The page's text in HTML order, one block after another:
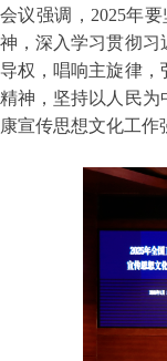
会议强调，2025年
神，深入学习贯彻习
导权，唱响主旋律
精神，坚持以人民为
康宣传思想文化工作